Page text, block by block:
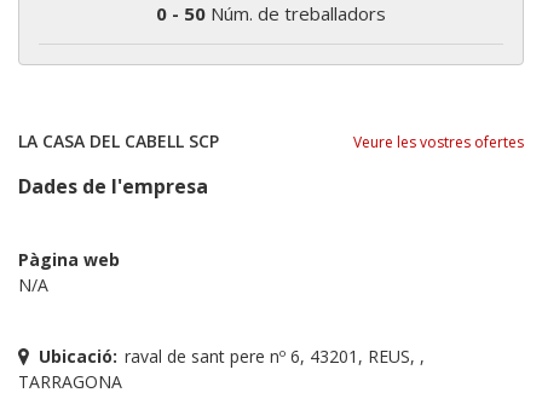
0 - 50 Núm. de treballadors
LA CASA DEL CABELL SCP Veure les vostres ofertes
Dades de l'empresa
Pàgina web
N/A
Ubicació: raval de sant pere nº 6, 43201, REUS, ,
TARRAGONA